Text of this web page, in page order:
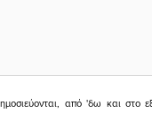
από 'δω και στο